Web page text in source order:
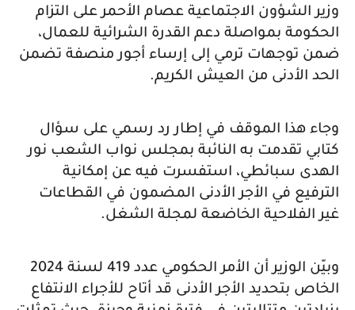
وزير الشؤون الاجتماعية عصام الأحمر على التزام
الحكومة بمواصلة دعم القدرة الشرائية للعمال،
ضمن توجهات ترمي إلى إرساء أجور منصفة تضمن
الحد الأدنى من العيش الكريم.
وجاء هذا الموقف في إطار رد رسمي على سؤال
كتابي تقدمت به النائبة بمجلس نواب الشعب نور
الهدى سبائطي، استفسرت فيه عن إمكانية
الترفيع في الأجر الأدنى المضمون في القطاعات
غير الفلاحية الخاضعة لمجلة الشغل.
وبيّن الوزير أن الأمر الحكومي عدد 419 لسنة 2024
الخاص بتحديد الأجر الأدنى قد أتاح للأجراء الانتفاع